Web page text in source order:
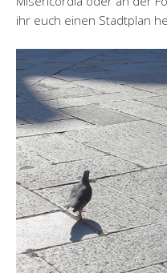
ihr euch einen Stadtplan